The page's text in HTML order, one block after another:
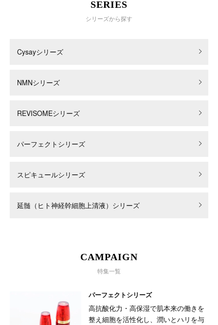
SERIES
シリーズから探す
Cysayシリーズ
NMNシリーズ
REVISOMEシリーズ
パーフェクトシリーズ
スピキュールシリーズ
延髄（ヒト神経幹細胞上清液）シリーズ
CAMPAIGN
特集一覧
パーフェクトシリーズ
高抗酸化力・高保湿で肌本来の働きを
整え細胞を活性化し、潤いとハリを与